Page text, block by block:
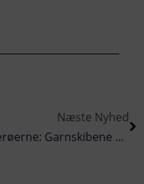
Næste Nyhed
Færøerne: Garnskibene Lander Hellefisk Og Havtaske